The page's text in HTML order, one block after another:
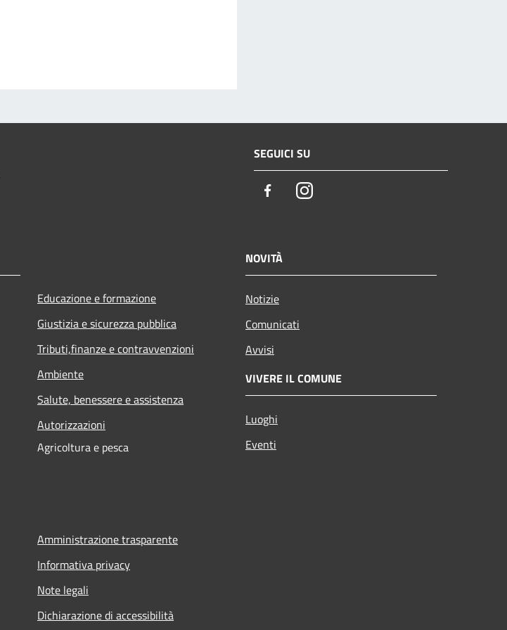
SEGUICI SU
FacebookInstagram
Educazione e formazione
Giustizia e sicurezza pubblica
Tributi,finanze e contravvenzioni
Ambiente
Salute, benessere e assistenza
Autorizzazioni
Agricoltura e pesca
NOVITÀ
Notizie
Comunicati
Avvisi
VIVERE IL COMUNE
Luoghi
Eventi
Amministrazione trasparente
Informativa privacy
Note legali
Dichiarazione di accessibilità